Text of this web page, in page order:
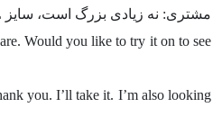
مشتری: نه زیادی بزرگ است، سایز L آن را دارید؟
Would you like to try it on to see
you. I’ll take it. I’m also looking